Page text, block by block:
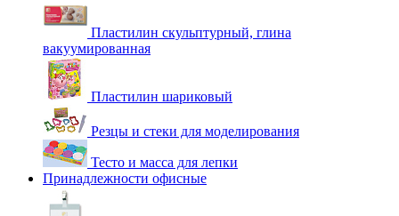
Пластилин скульптурный, глина
вакуумированная
Пластилин шариковый
Резцы и стеки для моделирования
Тесто и масса для лепки
Принадлежности офисные